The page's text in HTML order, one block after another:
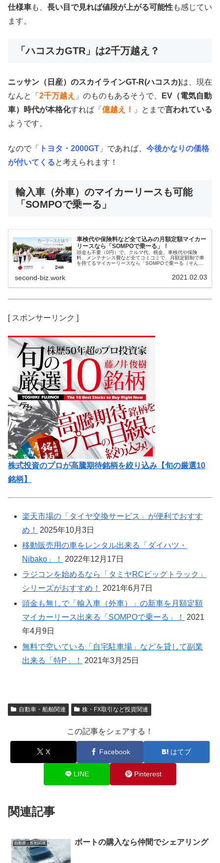
仕様車も、 長い目で見れば値段が上がる可能性も感じてい
ます。
「ハコスカGTR」は2千万越え？
ニッサン（日産）のスカイラインGT-R(ハコスカ)は、現在
なんと「 2千万越え 」のものもあるそうで、
EV（電気自動
車）時代が本格化すれば「 億越え！ 」とまで言われている
ようです。
なので「 トヨタ・2000GT 」であれば、 今後かなりの価格
が付いてくると考えられます！
輸入車（外車）のマイカーリースも可能
「SOMPOで乗ーる」
車検代や保険料など全て込みの月額定額マイカー
リースなら「SOMPOで乗ーる」！
頭金も不要（0円）で、クルマ代、税金、車検代や保険
料、メンテナンス費など全てコミコミで、月額定額制で車
を持てるマイカーリースなら「SOMPOで乗ーる（そんぽ
second-biz.work 2021.02.03
[ スポンサーリンク ]
株式投資のプロが高騰期待銘柄を絞り込み【旬の厳選10
銘柄】
楽天市場の「タイヤ交換サービス」が便利でおすす
め！
2025年10月3日
移動販売用の車をレンタル出来る「ダイハツ・
Nibako」！
2022年12月17日
ラジコンを始めるなら「タミヤRCビッグトラック」
シリーズがおすすめ！
2021年6月7日
頭金も無しで「輸入車（外車）」の新車を月額定額
マイカーリース出来る「SOMPOで乗ーる」！
2021
年4月9日
無料で空いている「自宅駐車場」などを貸して副業
出来る「特P」！
2021年3月25日
自動車・船舶関連 株・FX取引など投資関連
この記事をシェアする！
X Facebook はてブ
LINE Pinterest
関連記事
自動車・船舶関連 ボートの購入なら仲間でシェアリング